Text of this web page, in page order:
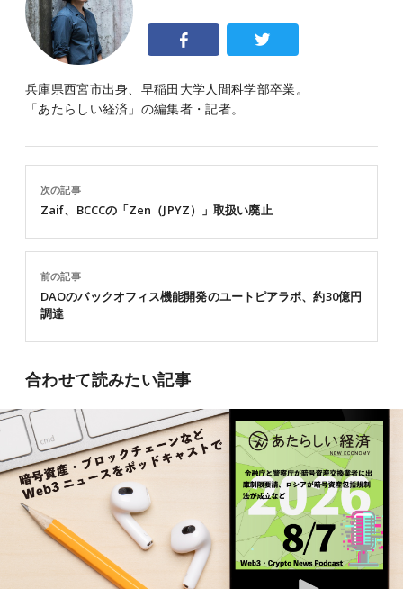
兵庫県西宮市出身、早稲田大学人間科学部卒業。
「あたらしい経済」の編集者・記者。
前の記事
DAOのバックオフィス機能開発のユートピアラボ、約30億円
調達
次の記事
Zaif、BCCCの「Zen（JPYZ）」取扱い廃止
合わせて読みたい記事